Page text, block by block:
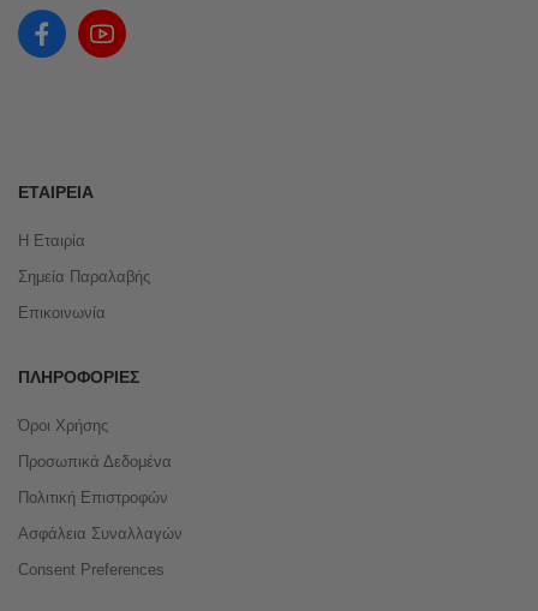
ΕΤΑΙΡΕΊΑ
Η Εταιρία
Σημεία Παραλαβής
Επικοινωνία
ΠΛΗΡΟΦΟΡΊΕΣ
Όροι Χρήσης
Προσωπικά Δεδομένα
Πολιτική Επιστροφών
Ασφάλεια Συναλλαγών
Consent Preferences